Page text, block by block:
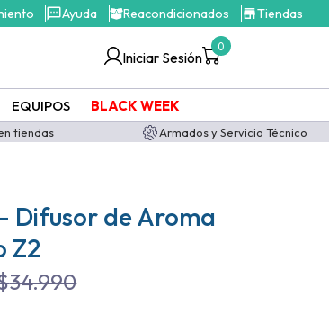
Ayuda Reacondicionados Tiendas
Iniciar Sesión
0
EQUIPOS BLACK WEEK
tiendas Armados y Servicio Técnico
Difusor de Aroma
Z2
34.990